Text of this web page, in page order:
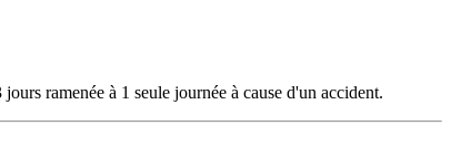
ramenée à 1 seule journée à cause d'un accident.